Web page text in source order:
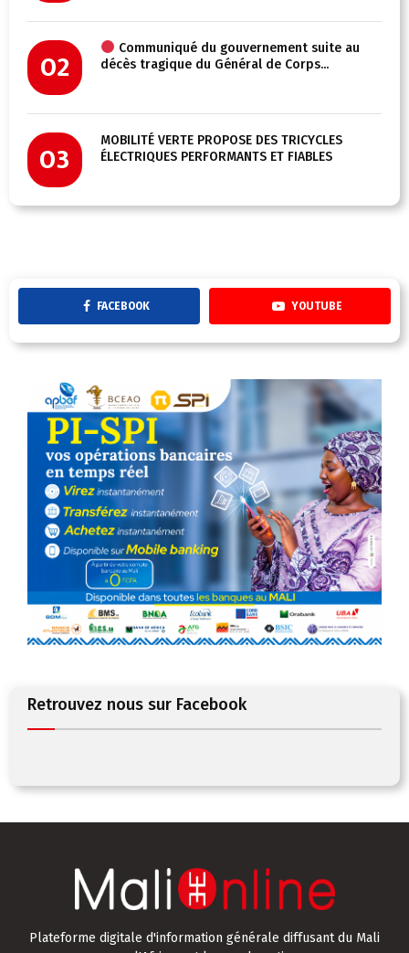
02
Communiqué du gouvernement suite au
décès tragique du Général de Corps...
03
MOBILITÉ VERTE PROPOSE DES TRICYCLES
ÉLECTRIQUES PERFORMANTS ET FIABLES
FACEBOOK YOUTUBE
Retrouvez nous sur Facebook
Plateforme digitale d'information générale diffusant du Mali